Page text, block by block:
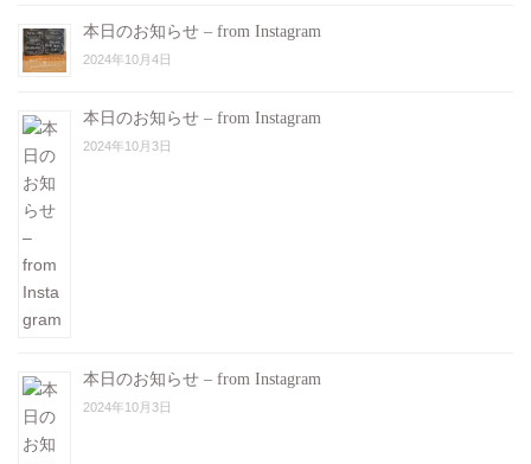
本日のお知らせ – from Instagram
2024年10月4日
本日のお知らせ – from Instagram
2024年10月3日
本日のお知らせ – from Instagram
2024年10月3日